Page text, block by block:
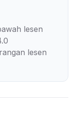
lesen
lesen